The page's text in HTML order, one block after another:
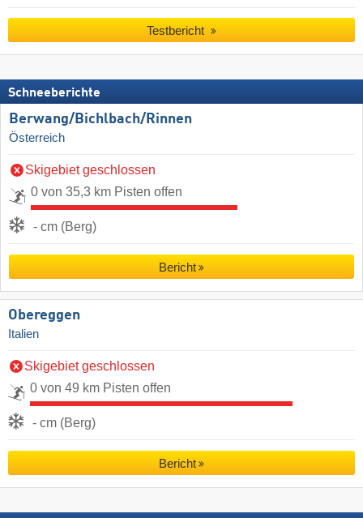
Testbericht
Schneeberichte
Berwang/​Bichlbach/​Rinnen
Österreich
Skigebiet geschlossen
0 von 35,3 km Pisten offen
- cm (Berg)
Bericht
Obereggen
Italien
Skigebiet geschlossen
0 von 49 km Pisten offen
- cm (Berg)
Bericht